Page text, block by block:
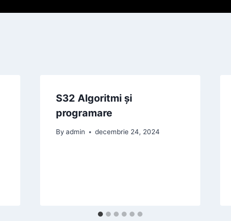
S32 Algoritmi și
programare
By admin decembrie 24, 2024